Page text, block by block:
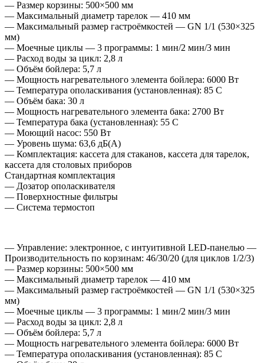
— Размер корзины: 500×500 мм
— Максимальный диаметр тарелок — 410 мм
— Максимальный размер гастроёмкостей — GN 1/1 (530×325
мм)
— Моечные циклы — 3 программы: 1 мин/2 мин/3 мин
— Расход воды за цикл: 2,8 л
— Объём бойлера: 5,7 л
— Мощность нагревательного элемента бойлера: 6000 Вт
— Температура ополаскивания (установленная): 85 C
— Объём бака: 30 л
— Мощность нагревательного элемента бака: 2700 Вт
— Температура бака (установленная): 55 C
— Моющий насос: 550 Вт
— Уровень шума: 63,6 дБ(A)
— Комплектация: кассета для стаканов, кассета для тарелок,
кассета для столовых приборов
Стандартная комплектация
— Дозатор ополаскивателя
— Поверхностные фильтры
— Система термостоп
— Управление: электронное, с интуитивной LED-панелью —
Производительность по корзинам: 46/30/20 (для циклов 1/2/3)
— Размер корзины: 500×500 мм
— Максимальный диаметр тарелок — 410 мм
— Максимальный размер гастроёмкостей — GN 1/1 (530×325
мм)
— Моечные циклы — 3 программы: 1 мин/2 мин/3 мин
— Расход воды за цикл: 2,8 л
— Объём бойлера: 5,7 л
— Мощность нагревательного элемента бойлера: 6000 Вт
— Температура ополаскивания (установленная): 85 C